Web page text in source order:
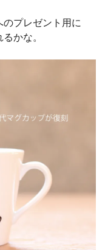
プレゼント用に
かな。